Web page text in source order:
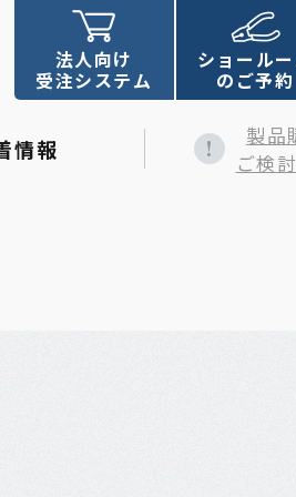
情報
法人向け
受注システム
ショール
のご予約
製品
ご検